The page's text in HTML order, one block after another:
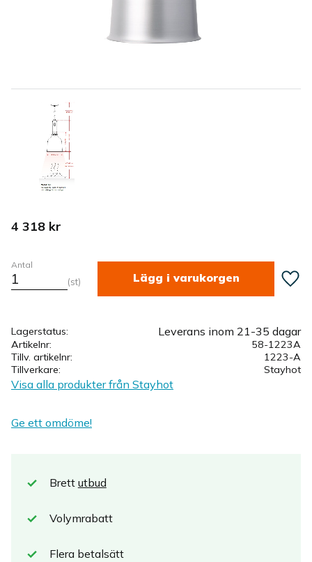
4 318 kr
Antal
st Lägg
Lagerstatus Leverans inom 21-35 dagar
Artikelnr
58-1223A
Tillv. artikelnr
1223-A
Tillverkare
Stayhot
Visa alla produkter från Stayhot
Ge ett omdöme!
Brett utbud
Volymrabatt
Flera betalsätt